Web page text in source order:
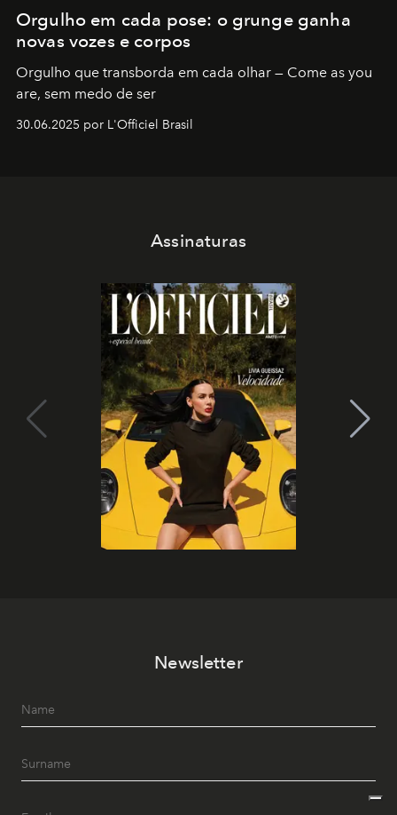
Orgulho em cada pose: o grunge ganha
novas vozes e corpos
Orgulho que transborda em cada olhar — Come as you
are, sem medo de ser
30.06.2025 por L'Officiel Brasil
Assinaturas
Newsletter